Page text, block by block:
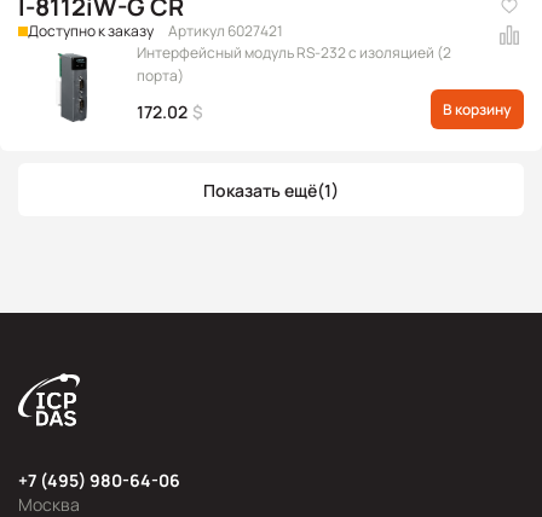
I-8112iW-G CR
Доступно к заказу
Артикул 6027421
Интерфейсный модуль RS-232 с изоляцией (2
порта)
172.02 $ В корзину
Показать ещё(1)
Москва
+7 (495) 980-64-06